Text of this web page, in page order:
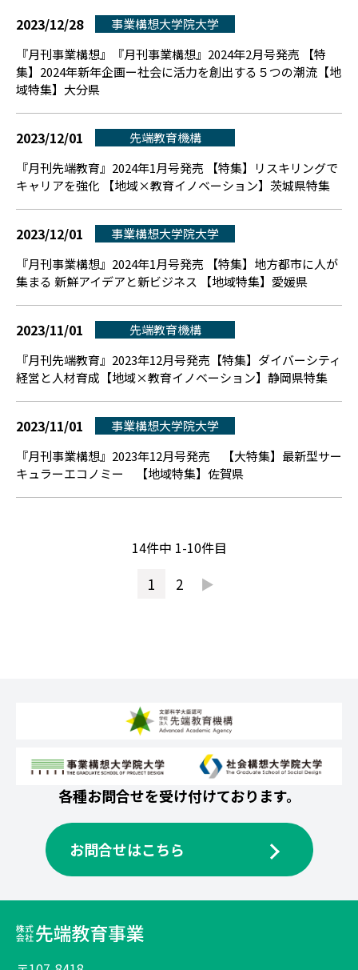
2023/12/28
事業構想大学院大学
『月刊事業構想』『月刊事業構想』2024年2月号発売 【特
集】2024年新年企画ー社会に活力を創出する５つの潮流【地
域特集】大分県
2023/12/01
先端教育機構
『月刊先端教育』2024年1月号発売 【特集】リスキリングで
キャリアを強化 【地域×教育イノベーション】茨城県特集
2023/12/01
事業構想大学院大学
『月刊事業構想』2024年1月号発売 【特集】地方都市に人が
集まる 新鮮アイデアと新ビジネス 【地域特集】愛媛県
2023/11/01
先端教育機構
『月刊先端教育』2023年12月号発売【特集】ダイバーシティ
経営と人材育成【地域×教育イノベーション】静岡県特集
2023/11/01
事業構想大学院大学
『月刊事業構想』2023年12月号発売 【大特集】最新型サー
キュラーエコノミー 【地域特集】佐賀県
14件中 1-10件目
1 2 ▶︎
各種お問合せを受け付けております。
お問合せはこちら